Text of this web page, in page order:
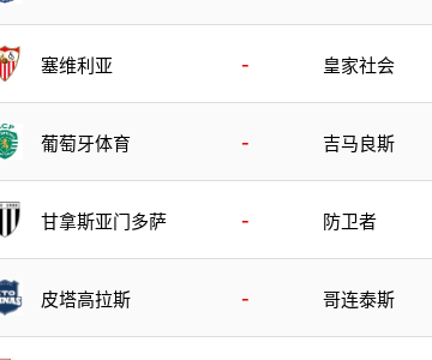
塞维利亚 - 皇家社会
葡萄牙体育 - 吉马良斯
甘拿斯亚门多萨 - 防卫者
皮塔高拉斯 - 哥连泰斯